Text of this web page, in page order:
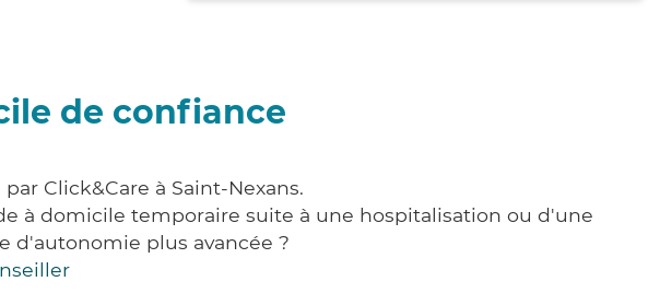
de confiance
Click&Care à Saint-Nexans.
à domicile temporaire suite à une hospitalisation ou d'une
d'autonomie plus avancée ?